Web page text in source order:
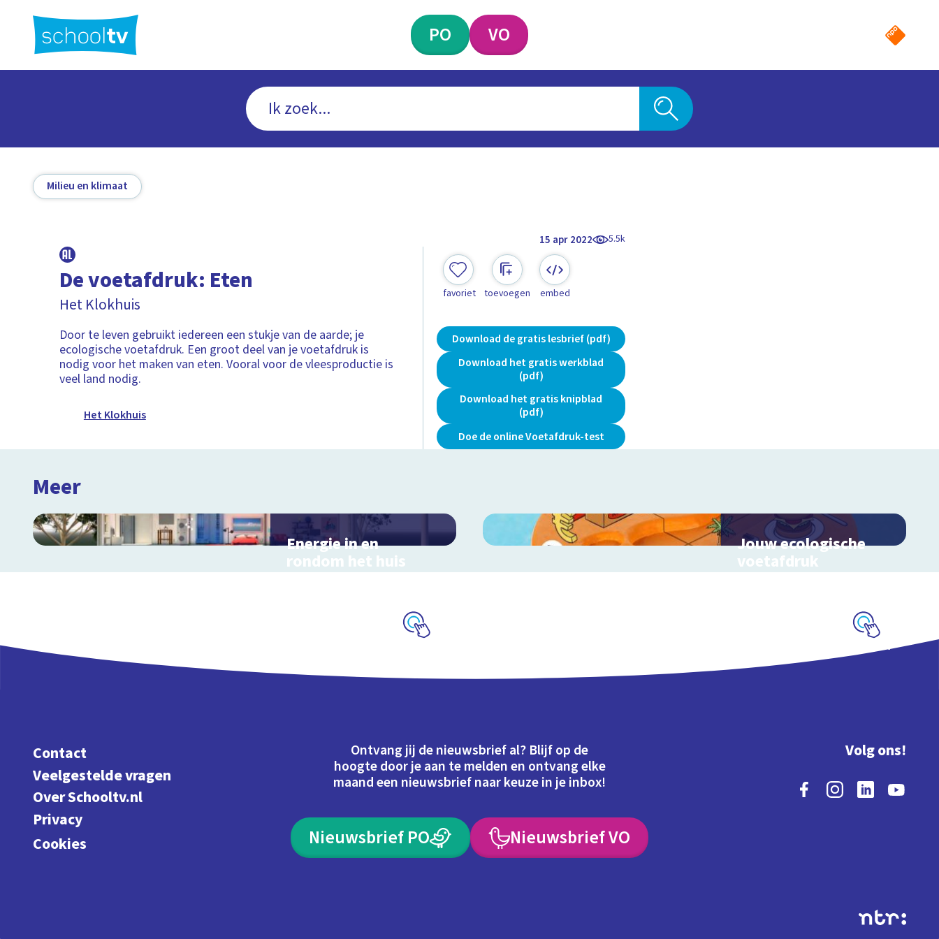
hoofdinhoud
PO VO
Milieu en klimaat
15 apr 2022 5.5k
De voetafdruk: Eten
Het Klokhuis
Door te leven gebruikt iedereen een stukje van de aarde; je
ecologische voetafdruk. Een groot deel van je voetafdruk is
nodig voor het maken van eten. Vooral voor de vleesproductie is
veel land nodig.
Het Klokhuis
favoriet toevoegen embed
Download de gratis lesbrief (pdf)
Download het gratis werkblad
(pdf)
Download het gratis knipblad
(pdf)
Doe de online Voetafdruk-test
Meer
Energie in en
rondom het huis
Interactieve schoolplaat in
Jouw ecologische
voetafdruk
Ontdek hoe jouw levensstijl
Schoolplaat
Contact
Veelgestelde vragen
Over Schooltv.nl
Privacy
Cookies
Ontvang jij de nieuwsbrief al? Blijf op de
hoogte door je aan te melden en ontvang elke
maand een nieuwsbrief naar keuze in je inbox!
Nieuwsbrief PO Nieuwsbrief VO
Volg ons!